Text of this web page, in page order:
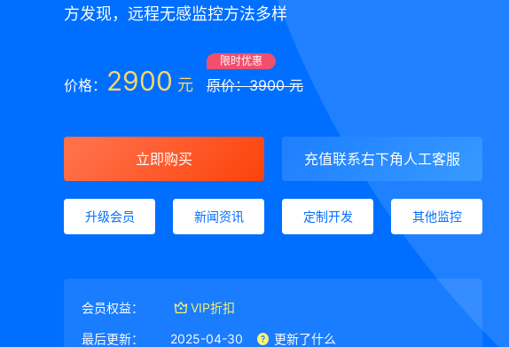
方发现，远程无感监控方法多样
价格： 2900 元
限时优惠
原价：3900 元
立即购买 充值联系右下角人工客服
升级会员 新闻资讯 定制开发 其他监控
会员权益： VIP折扣
最后更新： 2025-04-30 更新了什么